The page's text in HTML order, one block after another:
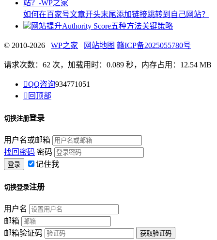
如何在百家号文章开头末尾添加链接跳转到自己网站？
网站提升Authority Score五种方法关键策略
© 2010-2026 WP之家 网站地图 赣ICP备2025055780号
请求次数：62 次，加载用时：0.089 秒，内存占用：12.54 MB
QQ咨询934771051
 回顶部
切换注册登录
用户名或邮箱
找回密码 密码
记住我
切换登录注册
用户名
邮箱
邮箱验证码